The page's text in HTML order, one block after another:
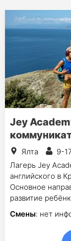
Jey
Ялта
9-
Лагерь Jey
английского в
Основное
развитие
Смены: нет